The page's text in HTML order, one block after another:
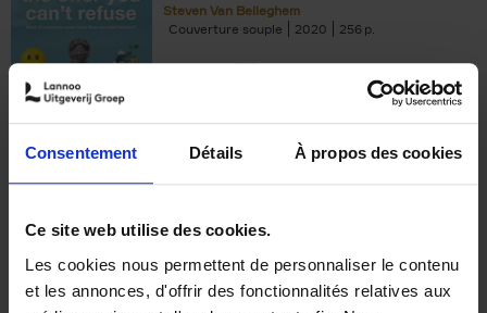
Consentement Détails À propos des cookies
Ce site web utilise des cookies.
Les cookies nous permettent de personnaliser le contenu
et les annonces, d'offrir des fonctionnalités relatives aux
Steven Van Belleghem
Couverture souple
2020 256
€37,50
Building Bonds = Building
Business